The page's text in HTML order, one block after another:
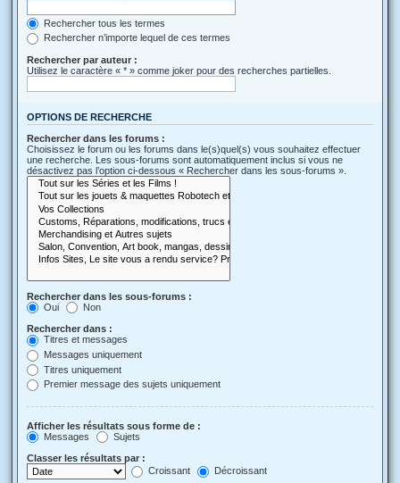
Rechercher tous les termes
Rechercher n’importe lequel de ces termes
Rechercher par auteur :
Utilisez le caractère « * » comme joker pour des recherches partielles.
OPTIONS DE RECHERCHE
Rechercher dans les forums :
Choisissez le forum ou les forums dans le(s)quel(s) vous souhaitez effectuer
une recherche. Les sous-forums sont automatiquement inclus si vous ne
désactivez pas l’option ci-dessous « Rechercher dans les sous-forums ».
Rechercher dans les sous-forums :
Oui
Non
Rechercher dans :
Titres et messages
Messages uniquement
Titres uniquement
Premier message des sujets uniquement
Afficher les résultats sous forme de :
Messages
Sujets
Classer les résultats par :
Croissant
Décroissant